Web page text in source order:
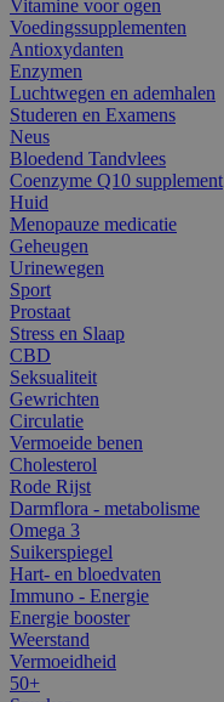
Vitamine voor ogen
Voedingssupplementen
Antioxydanten
Enzymen
Luchtwegen en ademhalen
Studeren en Examens
Neus
Bloedend Tandvlees
Coenzyme Q10 supplement
Huid
Menopauze medicatie
Geheugen
Urinewegen
Sport
Prostaat
Stress en Slaap
CBD
Seksualiteit
Gewrichten
Circulatie
Vermoeide benen
Cholesterol
Rode Rijst
Darmflora - metabolisme
Omega 3
Suikerspiegel
Hart- en bloedvaten
Immuno - Energie
Energie booster
Weerstand
Vermoeidheid
50+